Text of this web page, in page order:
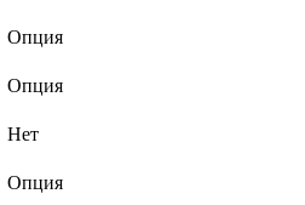
Опция
Опция
Нет
Опция